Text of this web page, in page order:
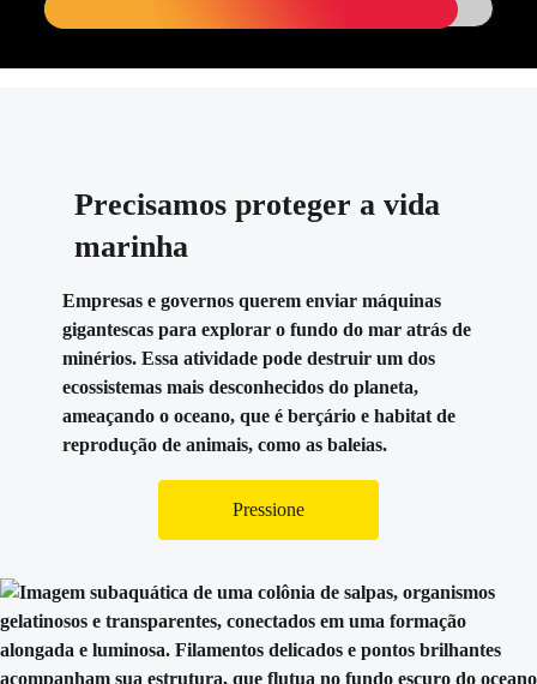
Precisamos proteger a vida
marinha
Empresas e governos querem enviar máquinas
gigantescas para explorar o fundo do mar atrás de
minérios. Essa atividade pode destruir um dos
ecossistemas mais desconhecidos do planeta,
ameaçando o oceano, que é berçário e habitat de
reprodução de animais, como as baleias.
Pressione